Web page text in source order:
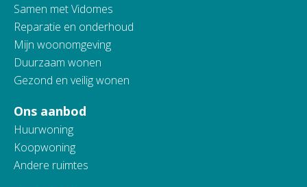
Samen met Vidomes
Reparatie en onderhoud
Mijn woonomgeving
Duurzaam wonen
Gezond en veilig wonen
Ons aanbod
Huurwoning
Koopwoning
Andere ruimtes